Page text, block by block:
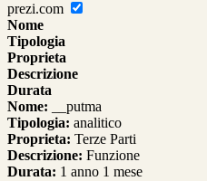
prezi.com
Nome
Tipologia
Proprieta
Descrizione
Durata
Nome: __putma
Tipologia: analitico
Proprieta: Terze Parti
Descrizione: Funzione
Durata: 1 anno 1 mese